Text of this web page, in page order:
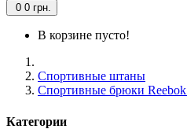
0 0 грн.
В корзине пусто!
Спортивные штаны
Cпортивные брюки
Категории